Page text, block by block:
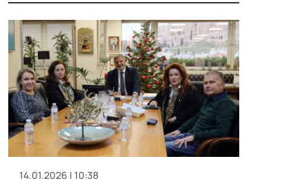
14.01.2026 | 10:38